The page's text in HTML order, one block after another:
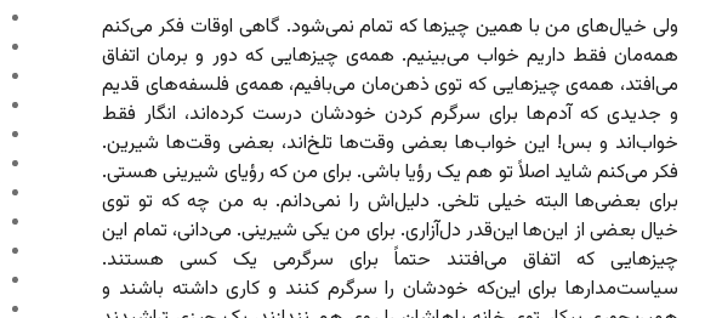
ولی خیال‌های من با همین چیزها که تمام نمی‌شود. گاهی اوقات فکر می‌کنم
همه‌مان فقط داریم خواب می‌بینیم. همه‌ی چیزهایی که دور و برمان اتفاق
می‌افتد، همه‌ی چیزهایی که توی ذهن‌مان می‌بافیم، همه‌ی فلسفه‌های قدیم
و جدیدی که آدم‌ها برای سرگرم کردن خودشان درست کرده‌اند، انگار فقط
خواب‌اند و بس! این خواب‌ها بعضی وقت‌ها تلخ‌اند، بعضی وقت‌ها شیرین.
فکر می‌کنم شاید اصلاً تو هم یک رؤیا باشی. برای من که رؤیای شیرینی هستی.
برای بعضی‌ها البته خیلی تلخی. دلیل‌اش را نمی‌دانم. به من چه که تو توی
خیال‌ بعضی‌ از این‌ها این‌قدر دل‌آزاری. برای من یکی شیرینی. می‌دانی، تمام این
چیزهایی که اتفاق می‌افتند حتماً برای سرگرمی یک کسی هستند.
سیاست‌مدارها برای این‌که خودشان را سرگرم کنند و کاری داشته باشند و